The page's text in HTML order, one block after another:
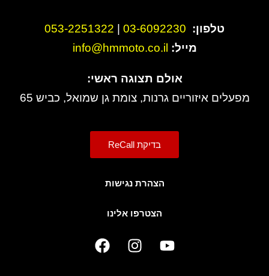
טלפון: 03-6092230
053-2251322
מייל: info@hmmoto.co.il
אולם תצוגה ראשי:
מפעלים איזוריים גרנות, צומת גן שמואל, כביש 65
בדיקת ReCall
הצהרת נגישות
הצטרפו אלינו
Y
o
I
n
F
a